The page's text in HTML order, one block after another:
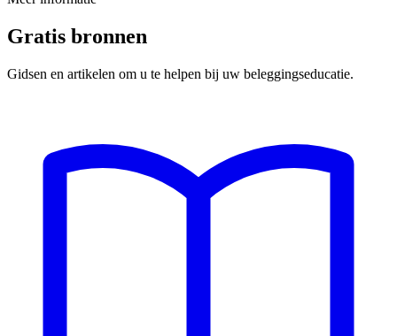
Gratis bronnen
Gidsen en artikelen om u te helpen bij uw beleggingseducatie.